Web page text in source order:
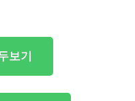
보기